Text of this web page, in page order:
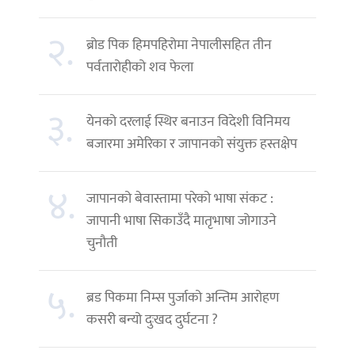
२. ब्रोड पिक हिमपहिरोमा नेपालीसहित तीन
पर्वतारोहीको शव फेला
३.
येनको दरलाई स्थिर बनाउन विदेशी विनिमय
बजारमा अमेरिका र जापानको संयुक्त हस्तक्षेप
४. जापानको बेवास्तामा परेको भाषा संकट :
जापानी भाषा सिकाउँदै मातृभाषा जोगाउने
चुनौती
५. ब्रड पिकमा निम्स पुर्जाको अन्तिम आरोहण
कसरी बन्यो दुःखद दुर्घटना ?